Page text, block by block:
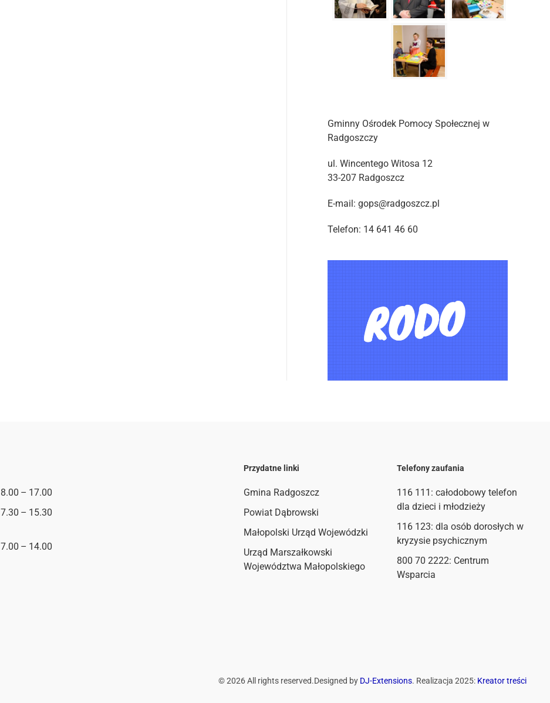
Gminny Ośrodek Pomocy Społecznej w
Radgoszczy
ul. Wincentego Witosa 12
33-207 Radgoszcz
E-mail: gops@radgoszcz.pl
Telefon: 14 641 46 60
8.00 – 17.00
7.30 – 15.30
7.00 – 14.00
Przydatne linki
Gmina Radgoszcz
Powiat Dąbrowski
Małopolski Urząd Wojewódzki
Urząd Marszałkowski
Województwa Małopolskiego
Telefony zaufania
116 111 : całodobowy telefon
dla dzieci i młodzieży
116 123: dla osób dorosłych w
kryzysie psychicznym
800 70 2222: Centrum
Wsparcia
©2026All rights reserved.Designed by DJ-Extensions. Realizacja 2025: Kreator treści